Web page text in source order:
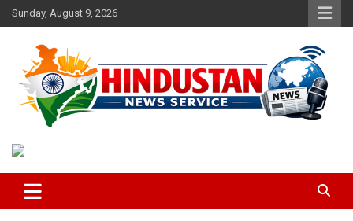
Skip
to
Sunday, August 9, 2026
Hindustan News Service